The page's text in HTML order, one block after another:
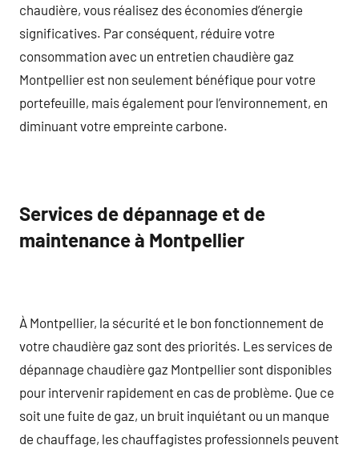
chaudière, vous réalisez des économies d’énergie
significatives. Par conséquent, réduire votre
consommation avec un entretien chaudière gaz
Montpellier est non seulement bénéfique pour votre
portefeuille, mais également pour l’environnement, en
diminuant votre empreinte carbone.
Services de dépannage et de
maintenance à Montpellier
À Montpellier, la sécurité et le bon fonctionnement de
votre chaudière gaz sont des priorités. Les services de
dépannage chaudière gaz Montpellier sont disponibles
pour intervenir rapidement en cas de problème. Que ce
soit une fuite de gaz, un bruit inquiétant ou un manque
de chauffage, les chauffagistes professionnels peuvent